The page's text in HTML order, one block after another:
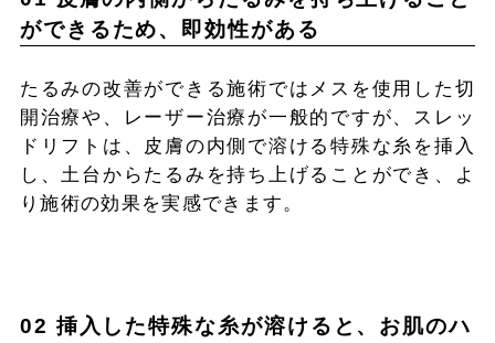
ができるため、即効性がある
たるみの改善ができる施術ではメスを使用した切
開治療や、レーザー治療が一般的ですが、スレッ
ドリフトは、皮膚の内側で溶ける特殊な糸を挿入
し、土台からたるみを持ち上げることができ、よ
り施術の効果を実感できます。
02 挿入した特殊な糸が溶けると、お肌のハ